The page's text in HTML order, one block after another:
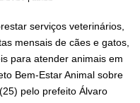
serviços veterinários,
mensais de cães e gatos,
para atender animais em
Bem-Estar Animal sobre
pelo prefeito Álvaro